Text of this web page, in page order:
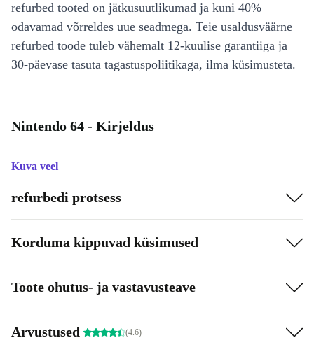
refurbed tooted on jätkusuutlikumad ja kuni 40%
odavamad võrreldes uue seadmega. Teie usaldusväärne
refurbed toode tuleb vähemalt 12-kuulise garantiiga ja
30-päevase tasuta tagastuspoliitikaga, ilma küsimusteta.
Nintendo 64 - Kirjeldus
Kuva veel
refurbedi protsess
Korduma kippuvad küsimused
Toote ohutus- ja vastavusteave
Arvustused (4.6)